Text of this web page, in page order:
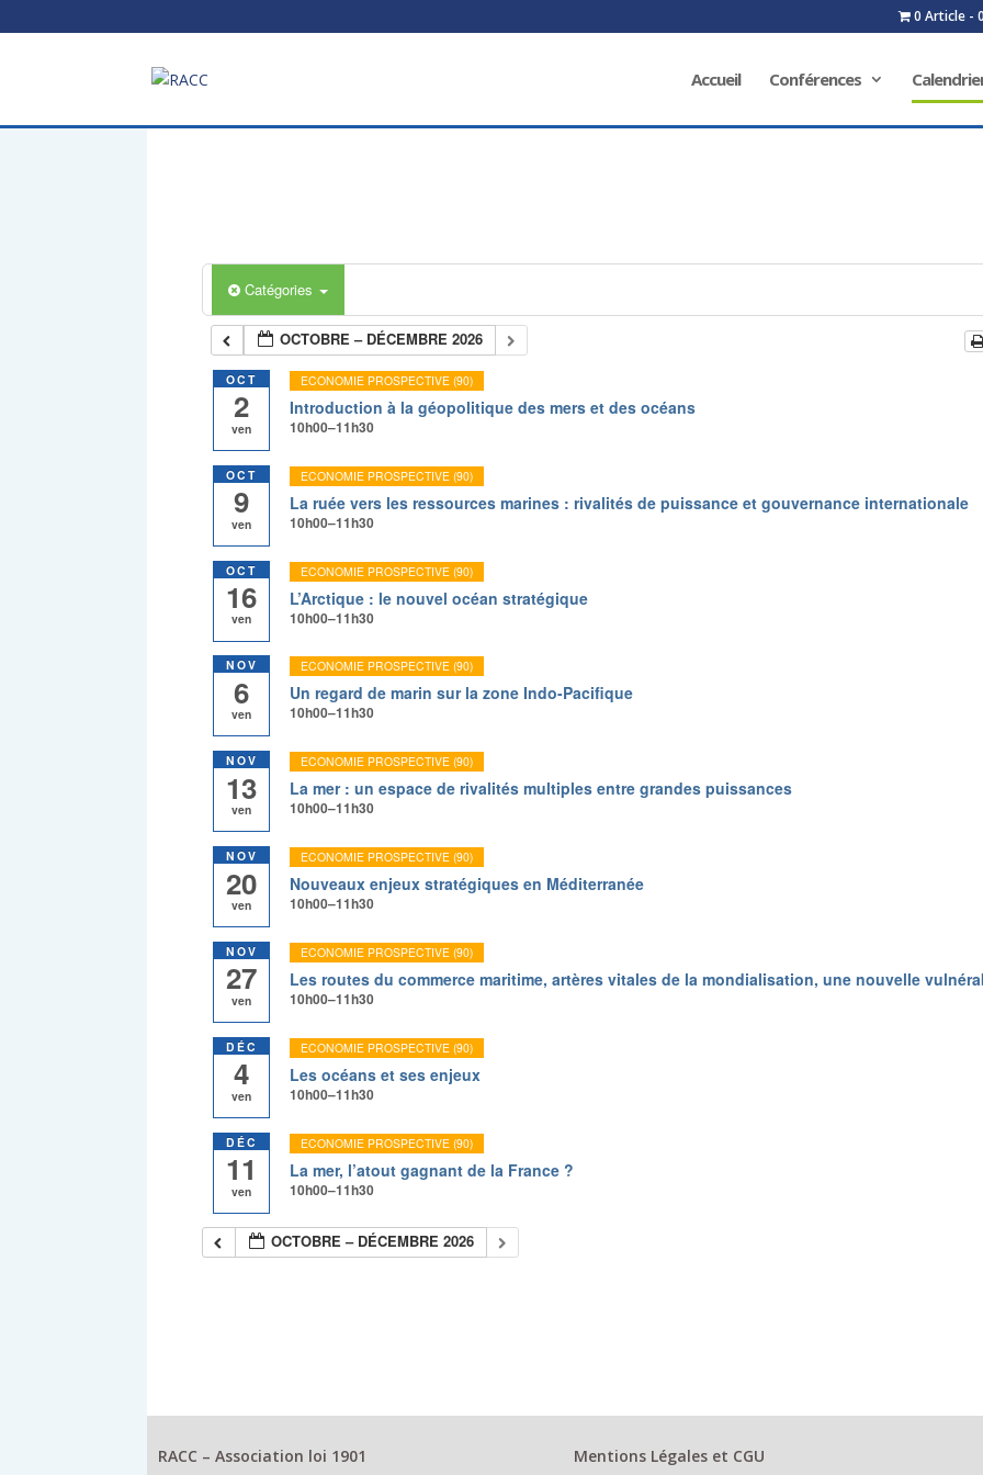
0 Article
Accueil Conférences
Catégories
OCTOBRE – DÉCEMBRE 2026
OCT
2
ven
ECONOMIE PROSPECTIVE (90)
Introduction à la géopolitique des mers et des océans
10h00–11h30
OCT
9
ven
ECONOMIE PROSPECTIVE (90)
La ruée vers les ressources marines : rivalités de puissance et gouvernance internationale
10h00–11h30
OCT
16
ven
ECONOMIE PROSPECTIVE (90)
L’Arctique : le nouvel océan stratégique
10h00–11h30
NOV
6
ven
ECONOMIE PROSPECTIVE (90)
Un regard de marin sur la zone Indo-Pacifique
10h00–11h30
NOV
13
ven
ECONOMIE PROSPECTIVE (90)
La mer : un espace de rivalités multiples entre grandes puissances
10h00–11h30
NOV
20
ven
ECONOMIE PROSPECTIVE (90)
Nouveaux enjeux stratégiques en Méditerranée
10h00–11h30
NOV
27
ven
ECONOMIE PROSPECTIVE (90)
Les routes du commerce maritime, artères vitales de la mondialisation, une nouvelle
10h00–11h30
DÉC
4
ven
ECONOMIE PROSPECTIVE (90)
Les océans et ses enjeux
10h00–11h30
DÉC
11
ven
ECONOMIE PROSPECTIVE (90)
La mer, l’atout gagnant de la France ?
10h00–11h30
OCTOBRE – DÉCEMBRE 2026
RACC – Association loi 1901
Mentions Légales et CGU